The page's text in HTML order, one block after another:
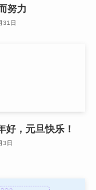
努力
31日
好，元旦快乐！
3日